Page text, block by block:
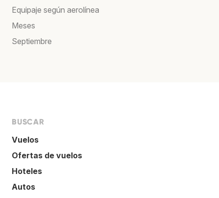
Equipaje según aerolínea
Meses
Septiembre
BUSCAR
Vuelos
Ofertas de vuelos
Hoteles
Autos